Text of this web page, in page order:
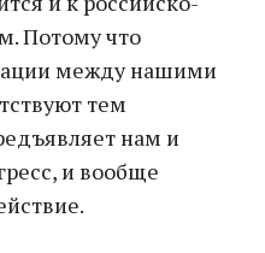
Потому что
между нашими
тем
нам и
и вообще